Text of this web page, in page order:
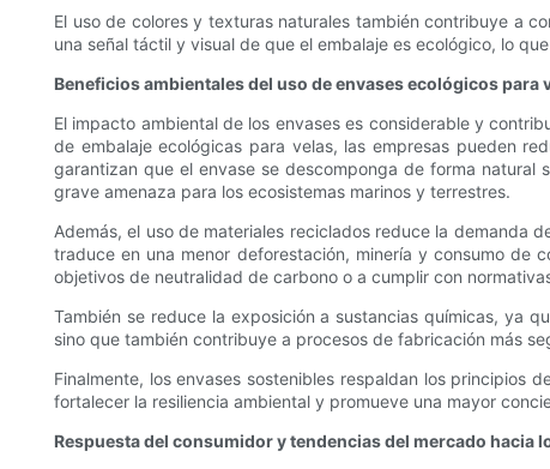
El uso de colores y texturas naturales también contribuye a
una señal táctil y visual de que el embalaje es ecológico, lo
Beneficios ambientales del uso de envases ecológicos para
El impacto ambiental de los envases es considerable y
de embalaje ecológicas para velas, las empresas pueden
garantizan que el envase se descomponga de forma natural
grave amenaza para los ecosistemas marinos y terrestres.
Además, el uso de materiales reciclados reduce la demanda
traduce en una menor deforestación, minería y consumo de
objetivos de neutralidad de carbono o a cumplir con
También se reduce la exposición a sustancias químicas, ya
sino que también contribuye a procesos de fabricación más
Finalmente, los envases sostenibles respaldan los principios
fortalecer la resiliencia ambiental y promueve una mayor
Respuesta del consumidor y tendencias del mercado hacia